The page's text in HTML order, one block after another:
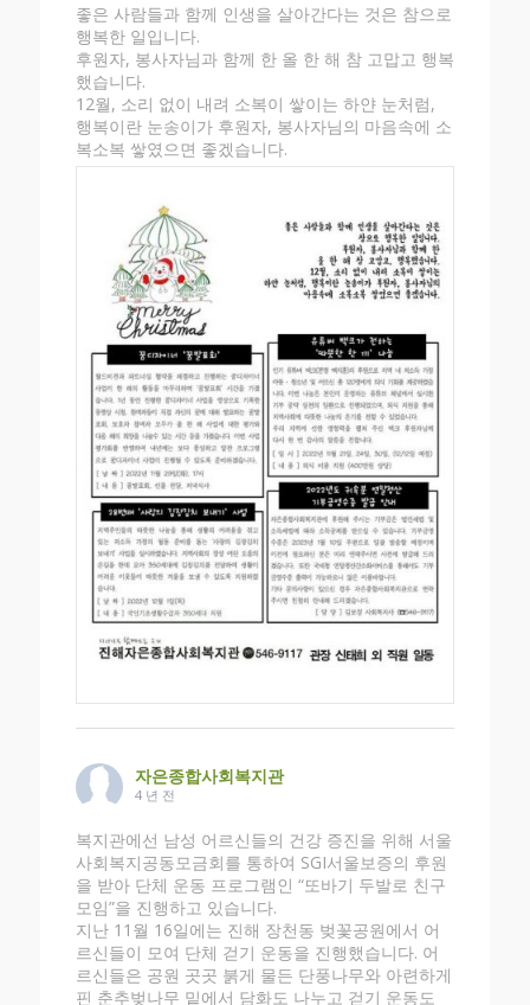
좋은 사람들과 함께 인생을 살아간다는 것은 참으로
행복한 일입니다.
후원자, 봉사자님과 함께 한 올 한 해 참 고맙고 행복
했습니다.
12월, 소리 없이 내려 소복이 쌓이는 하얀 눈처럼,
행복이란 눈송이가 후원자, 봉사자님의 마음속에 소
복소복 쌓였으면 좋겠습니다.
자은종합사회복지관
4 년 전
복지관에선 남성 어르신들의 건강 증진을 위해 서울
사회복지공동모금회를 통하여 SGI서울보증의 후원
을 받아 단체 운동 프로그램인 “또바기 두발로 친구
모임”을 진행하고 있습니다.
지난 11월 16일에는 진해 장천동 벚꽃공원에서 어
르신들이 모여 단체 걷기 운동을 진행했습니다. 어
르신들은 공원 곳곳 붉게 물든 단풍나무와 아련하게
핀 춘추벚나무 밑에서 담화도 나누고 걷기 운동도